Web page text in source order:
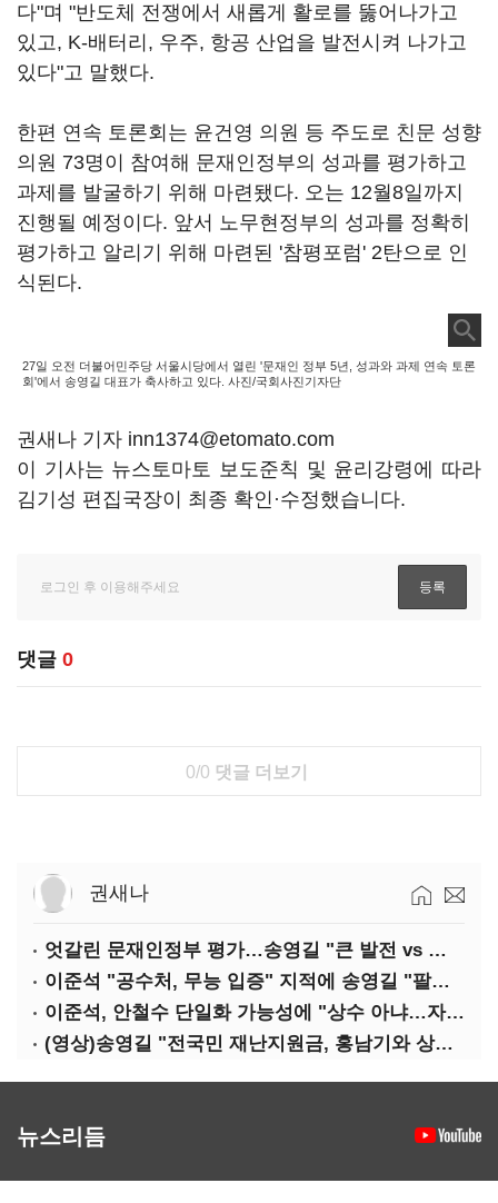
다"며 "반도체 전쟁에서 새롭게 활로를 뚫어나가고
있고, K-배터리, 우주, 항공 산업을 발전시켜 나가고
있다"고 말했다.
한편 연속 토론회는 윤건영 의원 등 주도로 친문 성향
의원 73명이 참여해 문재인정부의 성과를 평가하고
과제를 발굴하기 위해 마련됐다. 오는 12월8일까지
진행될 예정이다. 앞서 노무현정부의 성과를 정확히
평가하고 알리기 위해 마련된 '참평포럼' 2탄으로 인
식된다.
27일 오전 더불어민주당 서울시당에서 열린 '문재인 정부 5년, 성과와 과제 연속 토론
회'에서 송영길 대표가 축사하고 있다. 사진/국회사진기자단
권새나 기자 inn1374@etomato.com
이 기사는 뉴스토마토 보도준칙 및 윤리강령에 따라
김기성 편집국장이 최종 확인·수정했습니다.
댓글 0
0/0 댓글 더보기
권새나
엇갈린 문재인정부 평가…송영길 "큰 발전 vs 이준석 "기본 점수"
이준석 "공수처, 무능 입증" 지적에 송영길 "팔다리 자른 게 국민의힘"
이준석, 안철수 단일화 가능성에 "상수 아냐…자의식 과잉"
(영상)송영길 "전국민 재난지원금, 홍남기와 상의·이재명 뜻 존중"
뉴스리듬